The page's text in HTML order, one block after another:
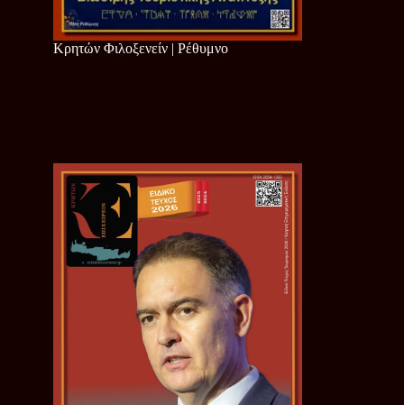
Κρητών Φιλοξενείν | Ρέθυμνο